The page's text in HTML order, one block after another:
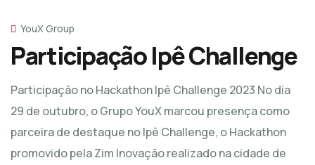
YouX Group
Participação Ipê Challenge
Participação no Hackathon Ipê Challenge 2023 No dia
29 de outubro, o Grupo YouX marcou presença como
parceira de destaque no Ipê Challenge, o Hackathon
promovido pela Zim Inovação realizado na cidade de